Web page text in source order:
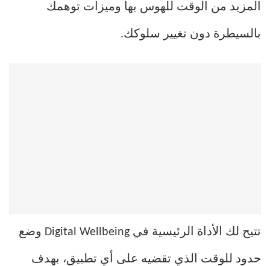
المزيد من الوقت للهوس بها وميزات توهمك
بالسيطرة دون تغيير سلوكك.
تتيح لك الأداة الرئيسية في Digital Wellbeing وضع
حدود للوقت الذي تقضيه على أي تطبيق، بهدف